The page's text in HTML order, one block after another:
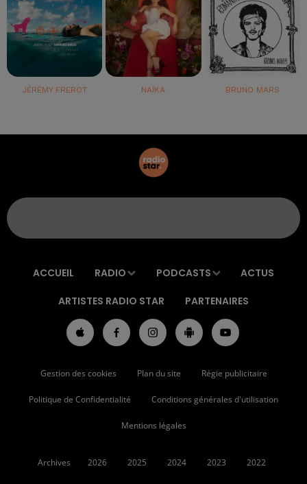
JÉRÉMY FREROT NAÏKA BRUNO MARS
ACCUEIL RADIO PODCASTS ACTUS
ARTISTES RADIO STAR PARTENAIRES
Gestion des cookies Plan du site Régie publicitaire
Politique de Confidentialité Conditions générales d'utilisation
Mentions légales
Archives 2026 2025 2024 2023 2022